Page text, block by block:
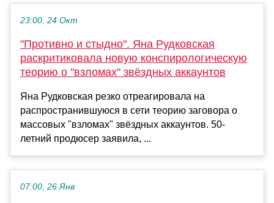
23:00, 24 Окт
"Противно и стыдно". Яна Рудковская
раскритиковала новую конспирологическую
теорию о "взломах" звёздных аккаунтов
Яна Рудковская резко отреагировала на
распространившуюся в сети теорию заговора о
массовых "взломах" звёздных аккаунтов. 50-
летний продюсер заявила, ...
07:00, 26 Янв